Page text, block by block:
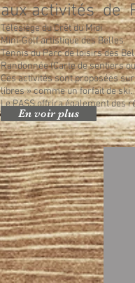
aux activités de
Télésiège du Crêt du Midi
Mini-Golf artistique des Belles
Tennis du Parc de loisirs des
Randonnée (Carte de sentiers
Ces activités sont proposées
libres » comme un forfait de ski.
Le PASS offrira également des
En voir plus